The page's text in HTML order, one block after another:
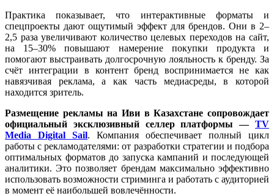
Практика показывает, что интерактивные форматы и
спецпроекты дают ощутимый эффект для брендов. Они в 2–
2,5 раза увеличивают количество целевых переходов на сайт,
на 15–30% повышают намерение покупки продукта и
помогают выстраивать долгосрочную лояльность к бренду. За
счёт интеграции в контент бренд воспринимается не как
навязчивая реклама, а как часть медиасреды, в которой
находится зритель.
Размещение рекламы на Иви в Казахстане сопровождает
официальный эксклюзивный селлер платформы — TV
Media Digital Sail. Компания обеспечивает полный цикл
работы с рекламодателями: от разработки стратегии и подбора
оптимальных форматов до запуска кампаний и последующей
аналитики. Это позволяет брендам максимально эффективно
использовать возможности стриминга и работать с аудиторией
в момент её наибольшей вовлечённости.